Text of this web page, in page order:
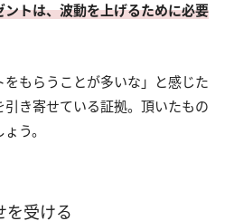
トは、波動を上げるために必要
をもらうことが多いな」と感じた
き寄せている証拠。頂いたもの
う。
を受ける